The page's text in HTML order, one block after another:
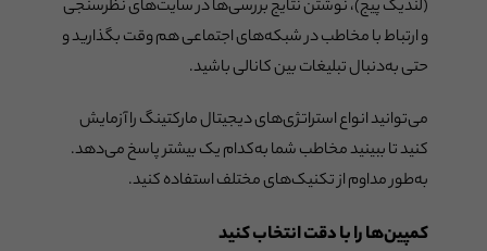
(لندیگ پیج)، نوشتن نتایج بررسی‌ها در سایت‌های نظرسنجی
و ارتباط با مخاطب در شبکه‌های اجتماعی هم وقت بگذارید و
حتی به‌دنبال تبلیغات بین کانالی باشید.
می‌توانید انواع استراتژی‌های دیجیتال مارکتینگ را آزمایش
کنید تا ببینید مخاطب شما به‌کدام یک بیشتر پاسخ می‌دهد.
به‌طور مداوم از تکنیک‌های مختلف استفاده کنید.
کمپین‌ها را با دقت انتخاب کنید